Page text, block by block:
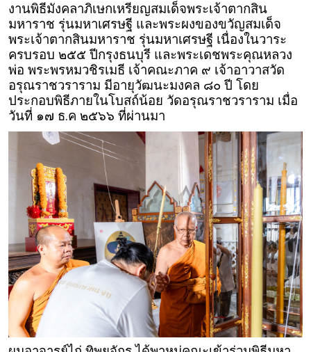
งานพิธีมังคลาภิเษกเหรียญสมเด็จพระเจ้าตากสิน
มหาราช รุ่นมหาเศรษฐี และพระผงของขวัญสมเด็จ
พระเจ้าตากสินมหาราช รุ่นมหาเศรษฐี เนื่องในวาระ
ครบรอบ ๒๕๕ ปีกรุงธนบุรี และพระเดชพระคุณหลวง
พ่อ พระพรหมวชิรเมธี เจ้าคณะภาค ๙ เจ้าอาวาสวัด
อรุณราชวราราม มีอายุวัฒนะมงคล ๘๐ ปี โดย
ประกอบพิธีภายในโบสถ์น้อย วัดอรุณราชวราราม เมื่อ
วันที่ ๑๗ ธ.ค ๒๕๖๖ ที่ผ่านมา